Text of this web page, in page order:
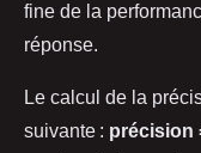
fine de la
réponse.
Le calcul de la
suivante : précision